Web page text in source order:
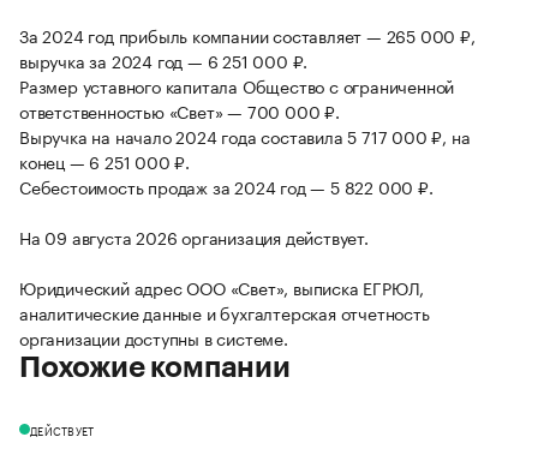
За 2024 год прибыль компании составляет — 265 000 ₽,
выручка за 2024 год — 6 251 000 ₽.
Размер уставного капитала Общество с ограниченной
ответственностью «Свет» — 700 000 ₽.
Выручка на начало 2024 года составила 5 717 000 ₽, на
конец — 6 251 000 ₽.
Себестоимость продаж за 2024 год — 5 822 000 ₽.
На 09 августа 2026 организация действует.
Юридический адрес ООО «Свет», выписка ЕГРЮЛ,
аналитические данные и бухгалтерская отчетность
организации доступны в системе.
Похожие компании
ДЕЙСТВУЕТ